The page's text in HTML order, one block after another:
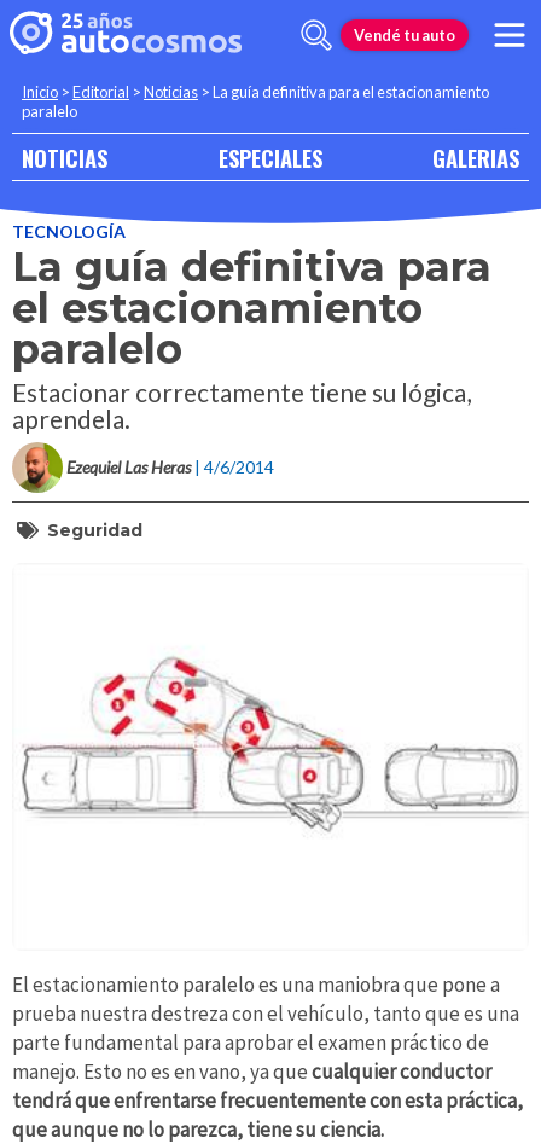
Vendé tu auto
Inicio >Editorial >Noticias >La guía definitiva para el estacionamiento
paralelo
NOTICIAS ESPECIALES GALERIAS
TECNOLOGÍA
La guía definitiva para
el estacionamiento
paralelo
Estacionar correctamente tiene su lógica,
aprendela.
Ezequiel Las Heras | 4/6/2014
Seguridad
El estacionamiento paralelo es una maniobra que pone a
prueba nuestra destreza con el vehículo, tanto que es una
parte fundamental para aprobar el examen práctico de
manejo. Esto no es en vano, ya quecualquier conductor
tendrá que enfrentarse frecuentemente con esta práctica,
que aunque no lo parezca, tiene su ciencia.